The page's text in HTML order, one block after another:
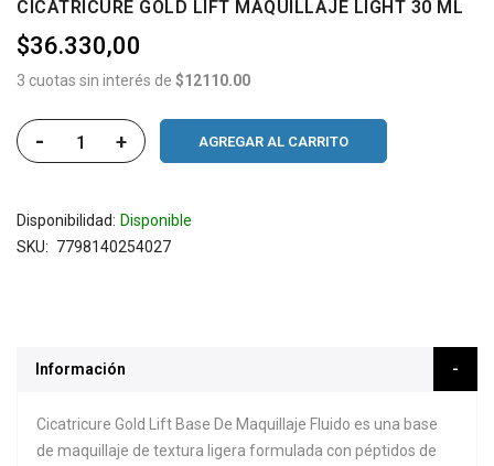
CICATRICURE GOLD LIFT MAQUILLAJE LIGHT 30 ML
$36.330,00
3 cuotas sin interés de $12110.00
- + AGREGAR AL CARRITO
Disponibilidad: Disponible
SKU
7798140254027
Información
Cicatricure Gold Lift Base De Maquillaje Fluido es una base
de maquillaje de textura ligera formulada con péptidos de